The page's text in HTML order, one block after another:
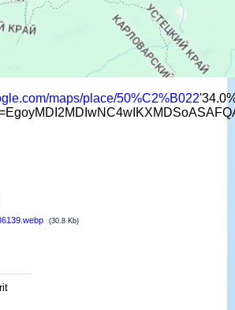
maps/place/50%C2%B022
(30.8 Kb)